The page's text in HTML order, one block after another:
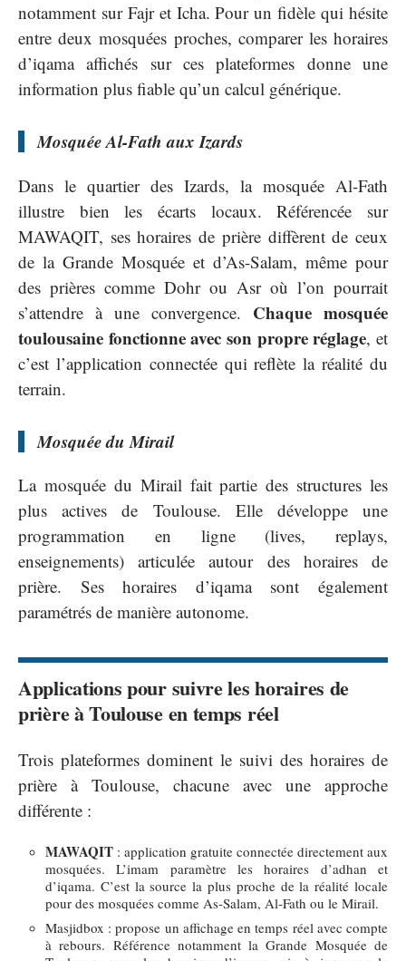
notamment sur Fajr et Icha. Pour un fidèle qui hésite
entre deux mosquées proches, comparer les horaires
d’iqama affichés sur ces plateformes donne une
information plus fiable qu’un calcul générique.
Mosquée Al-Fath aux Izards
Dans le quartier des Izards, la mosquée Al-Fath
illustre bien les écarts locaux. Référencée sur
MAWAQIT, ses horaires de prière diffèrent de ceux
de la Grande Mosquée et d’As-Salam, même pour
des prières comme Dohr ou Asr où l’on pourrait
s’attendre à une convergence. Chaque mosquée
toulousaine fonctionne avec son propre réglage, et
c’est l’application connectée qui reflète la réalité du
terrain.
Mosquée du Mirail
La mosquée du Mirail fait partie des structures les
plus actives de Toulouse. Elle développe une
programmation en ligne (lives, replays,
enseignements) articulée autour des horaires de
prière. Ses horaires d’iqama sont également
paramétrés de manière autonome.
Applications pour suivre les horaires de
prière à Toulouse en temps réel
Trois plateformes dominent le suivi des horaires de
prière à Toulouse, chacune avec une approche
différente :
MAWAQIT : application gratuite connectée directement aux
mosquées. L’imam paramètre les horaires d’adhan et
d’iqama. C’est la source la plus proche de la réalité locale
pour des mosquées comme As-Salam, Al-Fath ou le Mirail.
Masjidbox : propose un affichage en temps réel avec compte
à rebours. Référence notamment la Grande Mosquée de